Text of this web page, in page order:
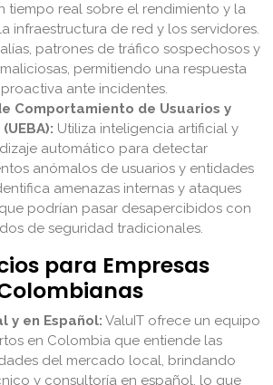
tiempo real sobre el rendimiento y la
infraestructura de red y los servidores.
patrones de tráfico sospechosos y
permitiendo una respuesta
proactiva ante incidentes.
Comportamiento de Usuarios y
Utiliza inteligencia artificial y
automático para detectar
anómalos de usuarios y entidades
amenazas internas y ataques
podrían pasar desapercibidos con
de seguridad tradicionales.
para Empresas
y en Español: ValuIT ofrece un equipo
en Colombia que entiende las
del mercado local, brindando
y consultoría en español, lo que